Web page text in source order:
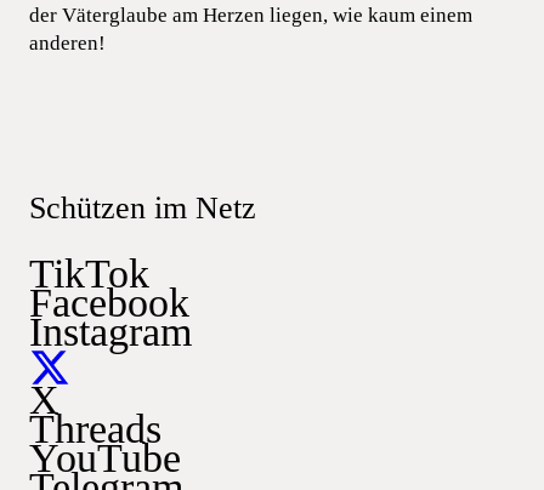
der Väterglaube am Herzen liegen, wie kaum einem
anderen!
Schützen im Netz
TikTok
Facebook
Instagram
X
Threads
YouTube